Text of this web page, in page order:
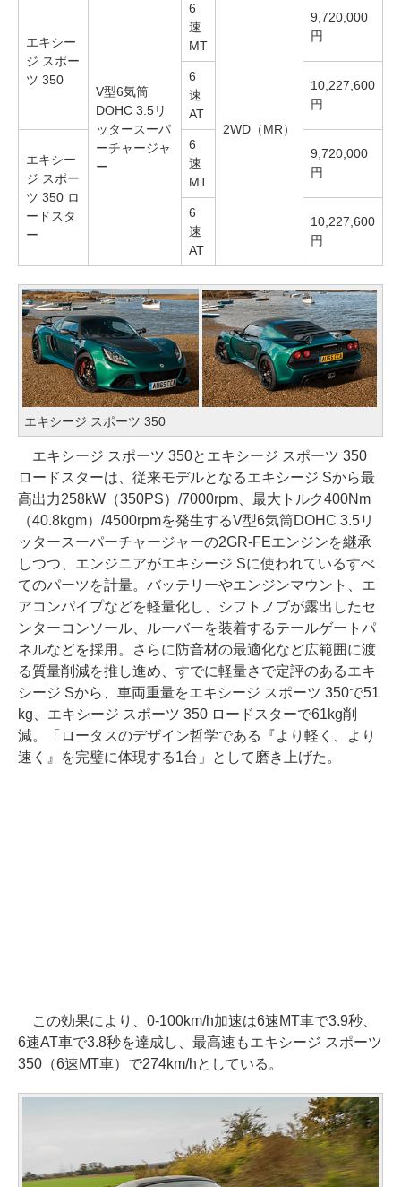
エキシー
ジ スポー
ツ 350
V型6気筒
DOHC 3.5リ
ッタースーパ
ーチャージャ
ー
6
速
MT
2WD（MR）
9,720,000
円
6
速
AT
10,227,600
円
エキシー
ジ スポー
ツ 350 ロ
ードスタ
ー
6
速
MT
9,720,000
円
6
速
AT
10,227,600
円
エキシージ スポーツ 350
エキシージ スポーツ 350とエキシージ スポーツ 350
ロードスターは、従来モデルとなるエキシージ Sから最
高出力258kW（350PS）/7000rpm、最大トルク400Nm
（40.8kgm）/4500rpmを発生するV型6気筒DOHC 3.5リ
ッタースーパーチャージャーの2GR-FEエンジンを継承
しつつ、エンジニアがエキシージ Sに使われているすべ
てのパーツを計量。バッテリーやエンジンマウント、エ
アコンパイプなどを軽量化し、シフトノブが露出したセ
ンターコンソール、ルーバーを装着するテールゲートパ
ネルなどを採用。さらに防音材の最適化など広範囲に渡
る質量削減を推し進め、すでに軽量さで定評のあるエキ
シージ Sから、車両重量をエキシージ スポーツ 350で51
kg、エキシージ スポーツ 350 ロードスターで61kg削
減。「ロータスのデザイン哲学である『より軽く、より
速く』を完璧に体現する1台」として磨き上げた。
この効果により、0-100km/h加速は6速MT車で3.9秒、
6速AT車で3.8秒を達成し、最高速もエキシージ スポーツ
350（6速MT車）で274km/hとしている。